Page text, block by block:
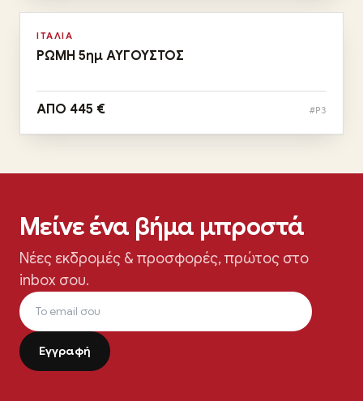
Αυγ
ΙΤΑΛΙΑ
ΡΩΜΗ 5ημ ΑΥΓΟΥΣΤΟΣ
ΑΠΟ 445 € #P3
Μείνε ένα βήμα μπροστά
Νέες εκδρομές & προσφορές, πρώτος στο
inbox σου.